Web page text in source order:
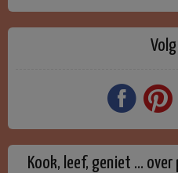
Kook, leef, geniet …